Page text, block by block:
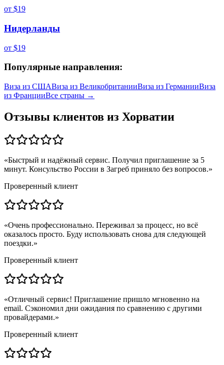
от $19
Нидерланды
от $19
Популярные направления:
Виза из СШАВиза из ВеликобританииВиза из ГерманииВиза
из ФранцииВсе страны →
Отзывы клиентов из Хорватии
«Быстрый и надёжный сервис. Получил приглашение за 5
минут. Консульство России в Загреб приняло без вопросов.»
Проверенный клиент
«Очень профессионально. Переживал за процесс, но всё
оказалось просто. Буду использовать снова для следующей
поездки.»
Проверенный клиент
«Отличный сервис! Приглашение пришло мгновенно на
email. Сэкономил дни ожидания по сравнению с другими
провайдерами.»
Проверенный клиент